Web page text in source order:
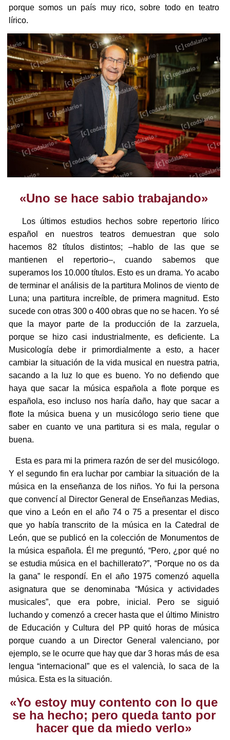
porque somos un país muy rico, sobre todo en teatro
lírico.
«Uno se hace sabio trabajando»
Los últimos estudios hechos sobre repertorio lírico
español en nuestros teatros demuestran que solo
hacemos 82 títulos distintos; –hablo de las que se
mantienen el repertorio–, cuando sabemos que
superamos los 10.000 títulos. Esto es un drama. Yo acabo
de terminar el análisis de la partitura Molinos de viento de
Luna; una partitura increíble, de primera magnitud. Esto
sucede con otras 300 o 400 obras que no se hacen. Yo sé
que la mayor parte de la producción de la zarzuela,
porque se hizo casi industrialmente, es deficiente. La
Musicología debe ir primordialmente a esto, a hacer
cambiar la situación de la vida musical en nuestra patria,
sacando a la luz lo que es bueno. Yo no defiendo que
haya que sacar la música española a flote porque es
española, eso incluso nos haría daño, hay que sacar a
flote la música buena y un musicólogo serio tiene que
saber en cuanto ve una partitura si es mala, regular o
buena.
Esta es para mi la primera razón de ser del musicólogo.
Y el segundo fin era luchar por cambiar la situación de la
música en la enseñanza de los niños. Yo fui la persona
que convencí al Director General de Enseñanzas Medias,
que vino a León en el año 74 o 75 a presentar el disco
que yo había transcrito de la música en la Catedral de
León, que se publicó en la colección de Monumentos de
la música española. Él me preguntó, “Pero, ¿por qué no
se estudia música en el bachillerato?”, “Porque no os da
la gana” le respondí. En el año 1975 comenzó aquella
asignatura que se denominaba “Música y actividades
musicales”, que era pobre, inicial. Pero se siguió
luchando y comenzó a crecer hasta que el último Ministro
de Educación y Cultura del PP quitó horas de música
porque cuando a un Director General valenciano, por
ejemplo, se le ocurre que hay que dar 3 horas más de esa
lengua “internacional” que es el valencià, lo saca de la
música. Esta es la situación.
«Yo estoy muy contento con lo que
se ha hecho; pero queda tanto por
hacer que da miedo verlo»